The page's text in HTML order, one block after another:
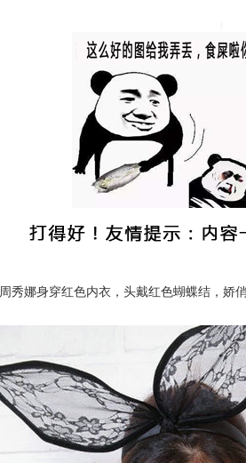
周秀娜身穿红色内衣，头戴红色蝴蝶结，娇